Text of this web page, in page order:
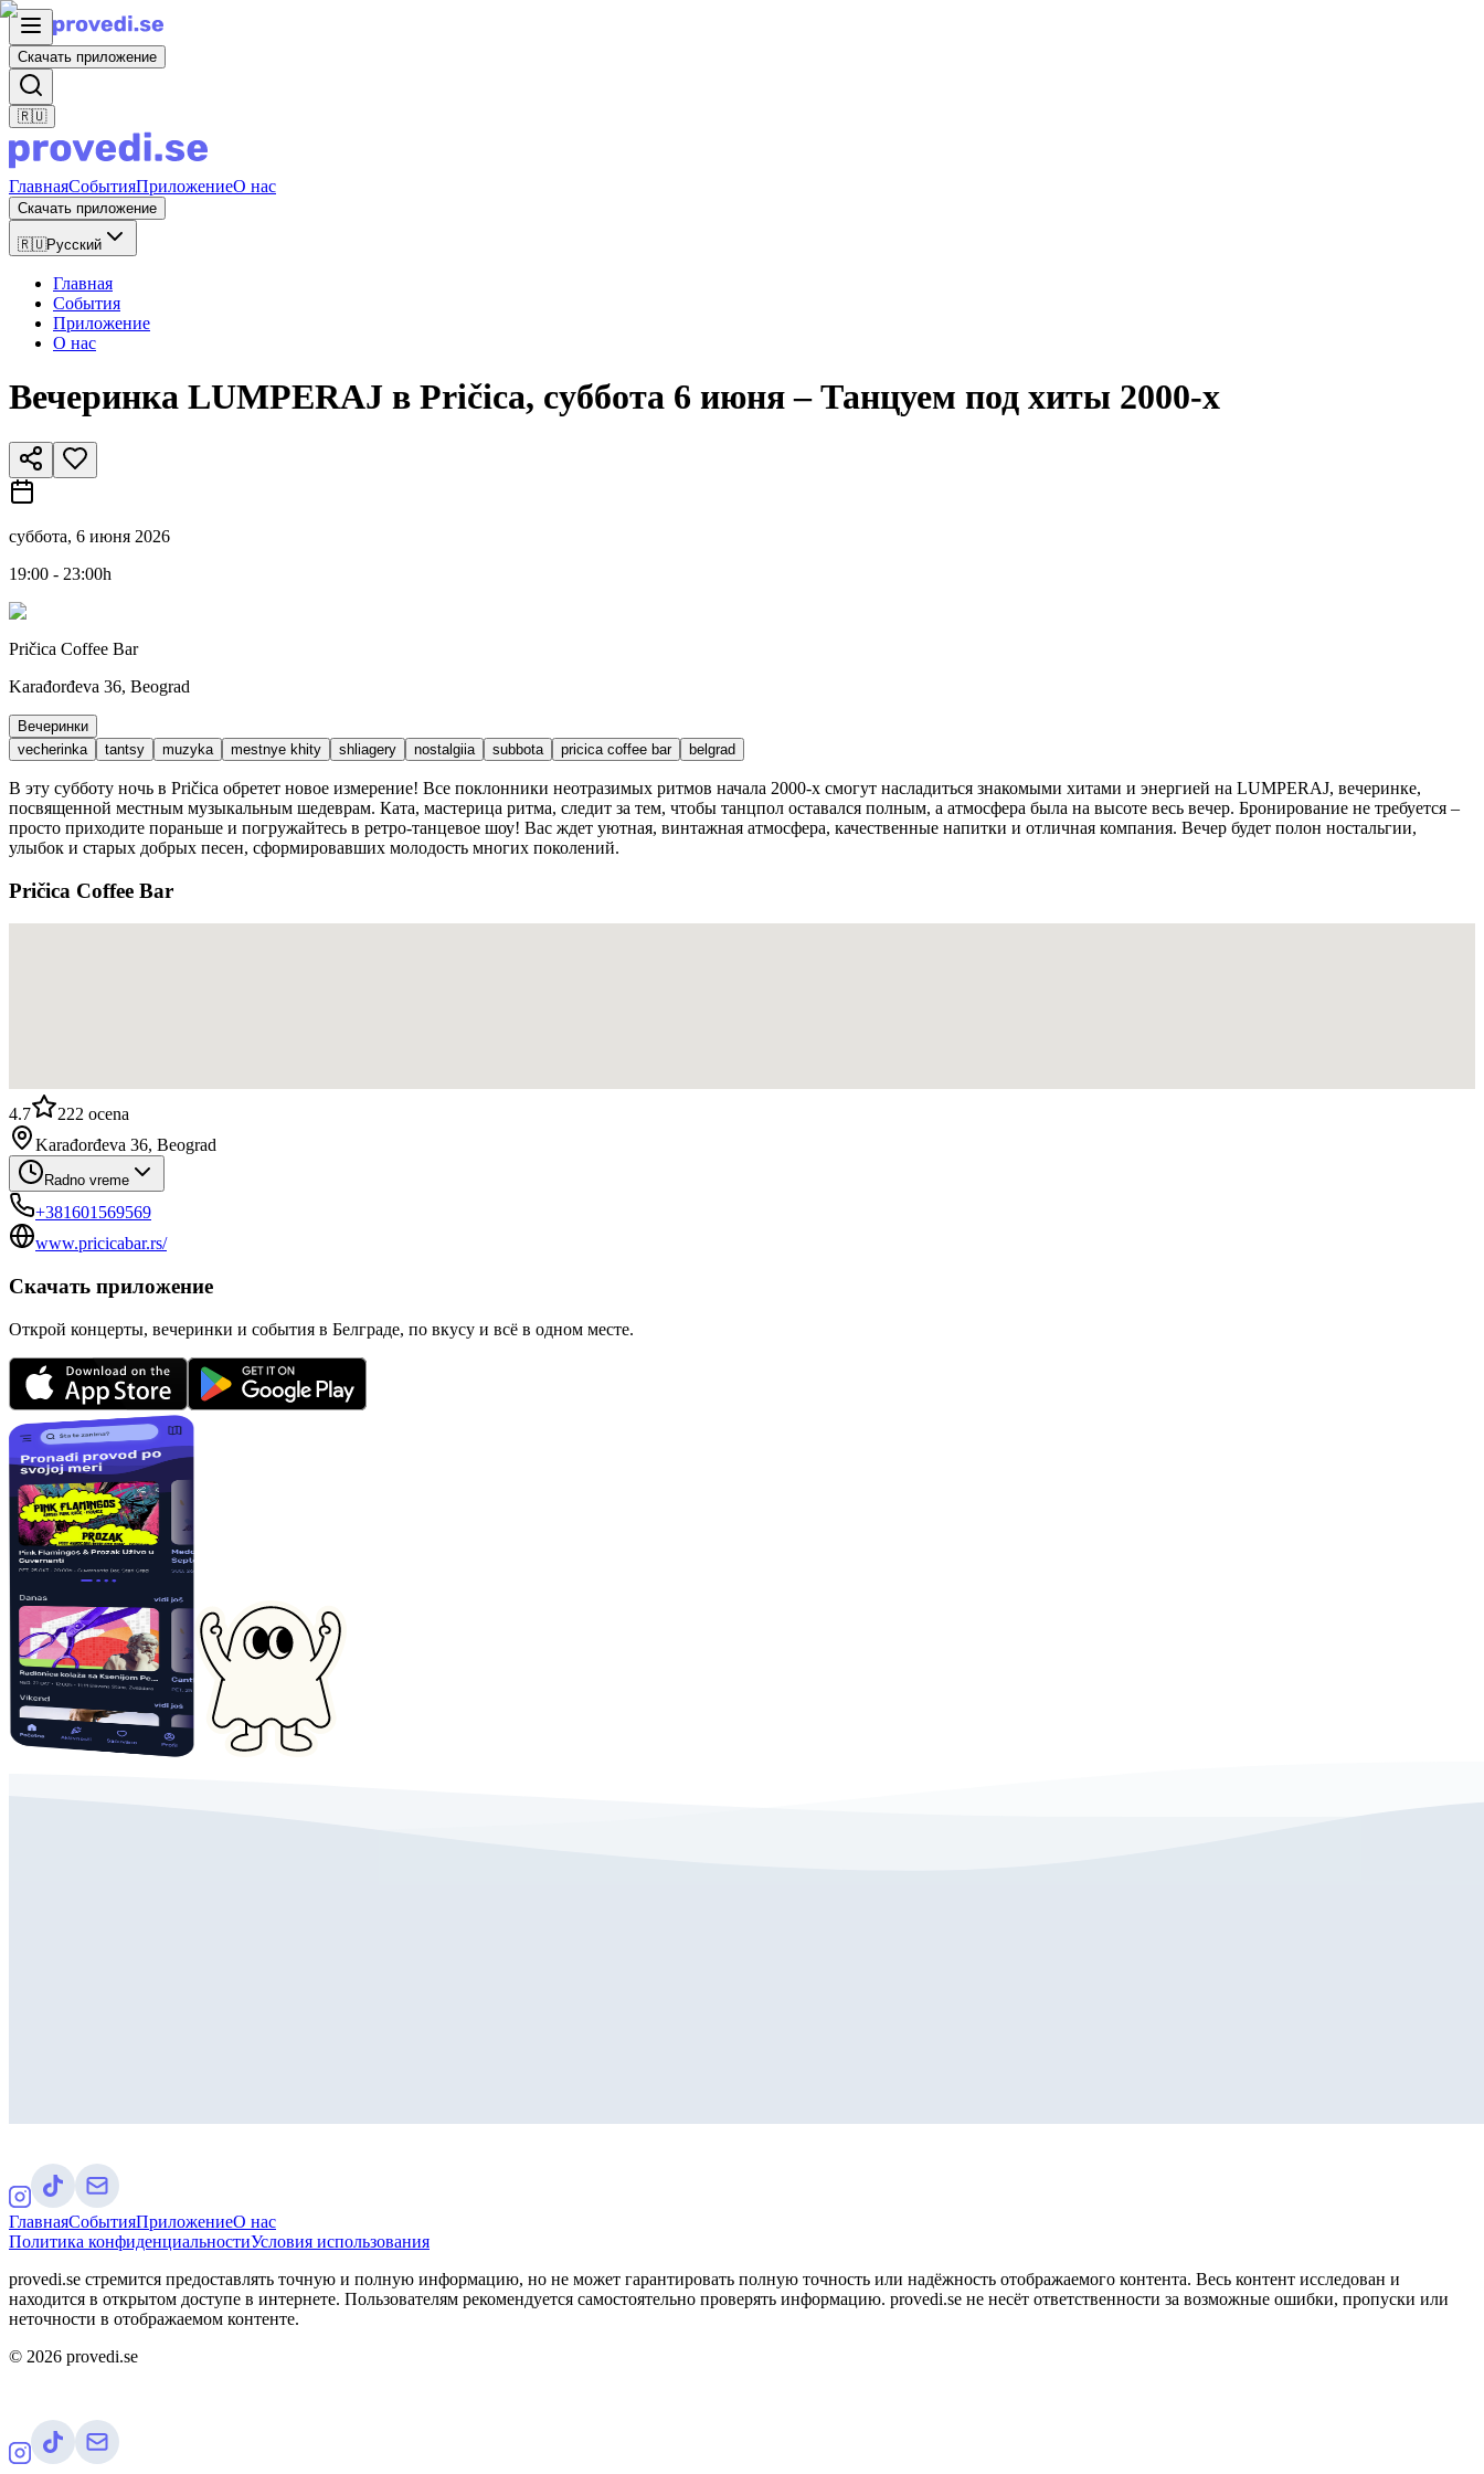
Скачать приложение
🇷🇺
ГлавнаяСобытияПриложениеО нас
Скачать приложение
🇷🇺Русский
Главная
События
Приложение
О нас
Вечеринка LUMPERAJ в Pričica, суббота 6 июня – Танцуем под хиты 2000-х
суббота, 6 июня 2026
19:00 - 23:00h
Pričica Coffee Bar
Karađorđeva 36, Beograd
Вечеринки
vecherinka
tantsy muzyka mestnye khity shliagery nostalgiia subbota pricica coffee bar belgrad
В эту субботу ночь в Pričica обретет новое измерение! Все поклонники неотразимых ритмов начала 2000-х смогут насладиться знакомыми хитами и энергией на LUMPERAJ, вечеринке,
посвященной местным музыкальным шедеврам. Ката, мастерица ритма, следит за тем, чтобы танцпол оставался полным, а атмосфера была на высоте весь вечер. Бронирование не требуется –
просто приходите пораньше и погружайтесь в ретро-танцевое шоу! Вас ждет уютная, винтажная атмосфера, качественные напитки и отличная компания. Вечер будет полон ностальгии,
улыбок и старых добрых песен, сформировавших молодость многих поколений.
Pričica Coffee Bar
4.7 222 ocena
Karađorđeva 36, Beograd
Radno vreme
+381601569569
www.pricicabar.rs/
Скачать приложение
Открой концерты, вечеринки и события в Белграде, по вкусу и всё в одном месте.
ГлавнаяСобытияПриложениеО нас
Политика конфиденциальностиУсловия использования
provedi.se стремится предоставлять точную и полную информацию, но не может гарантировать полную точность или надёжность отображаемого контента. Весь контент исследован и
находится в открытом доступе в интернете. Пользователям рекомендуется самостоятельно проверять информацию. provedi.se не несёт ответственности за возможные ошибки, пропуски или
неточности в отображаемом контенте.
© 2026 provedi.se